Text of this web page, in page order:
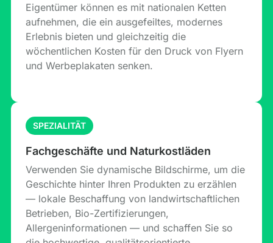
Eigentümer können es mit nationalen Ketten
aufnehmen, die ein ausgefeiltes, modernes
Erlebnis bieten und gleichzeitig die
wöchentlichen Kosten für den Druck von Flyern
und Werbeplakaten senken.
SPEZIALITÄT
Fachgeschäfte und Naturkostläden
Verwenden Sie dynamische Bildschirme, um die
Geschichte hinter Ihren Produkten zu erzählen
— lokale Beschaffung von landwirtschaftlichen
Betrieben, Bio-Zertifizierungen,
Allergeninformationen — und schaffen Sie so